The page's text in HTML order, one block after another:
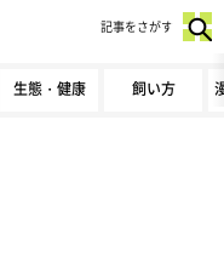
生態・健康 飼い方
記事をさがす